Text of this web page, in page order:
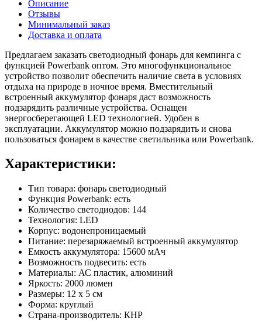
Описание
Отзывы
Минимальный заказ
Доставка и оплата
Предлагаем заказать светодиодный фонарь для кемпинга с
функцией Powerbank оптом. Это многофункциональное
устройство позволит обеспечить наличие света в условиях
отдыха на природе в ночное время. Вместительный
встроенный аккумулятор фонаря даст возможность
подзарядить различные устройства. Оснащен
энергосберегающей LED технологией. Удобен в
эксплуатации. Аккумулятор можно подзарядить и снова
пользоваться фонарем в качестве светильника или Powerbank.
Характеристики:
Тип товара: фонарь светодиодный
Функция Powerbank: есть
Количество светодиодов: 144
Технология: LED
Корпус: водонепроницаемый
Питание: перезаряжаемый встроенный аккумулятор
Емкость аккумулятора: 15600 мАч
Возможность подвесить: есть
Материалы: АС пластик, алюминий
Яркость: 2000 люмен
Размеры: 12 х 5 см
Форма: круглый
Страна-производитель: КНР